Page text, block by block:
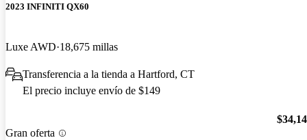
2023 INFINITI QX60
Luxe AWD 18,675 millas
Transferencia a la tienda a Hartford, CT
El precio incluye envío de $149
Gran oferta